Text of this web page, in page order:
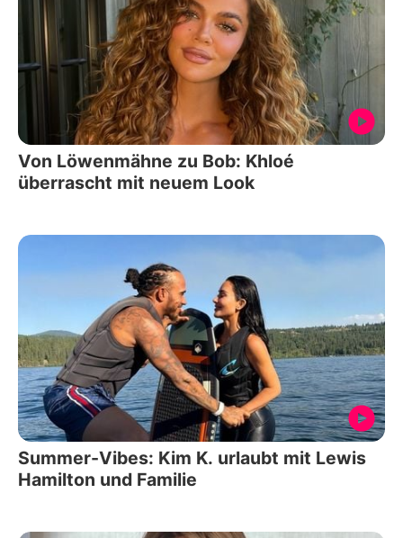
Von Löwenmähne zu Bob: Khloé
überrascht mit neuem Look
Summer-Vibes: Kim K. urlaubt mit Lewis
Hamilton und Familie